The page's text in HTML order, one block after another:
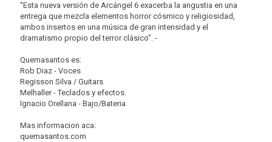
“Esta nueva versión de Arcángel 6 exacerba la angustia en una
entrega que mezcla elementos horror cósmico y religiosidad,
ambos insertos en una música de gran intensidad y el
dramatismo propio del terror clásico”. -
Quemasantos es:
Rob Diaz - Voces
Regisson Silva / Guitars
Melhaller - Teclados y efectos.
Ignacio Orellana - Bajo/Bateria
Mas informacion aca:
quemasantos.com